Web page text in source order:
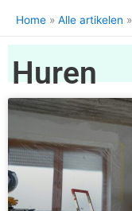
Home Alle artikelen
Huren